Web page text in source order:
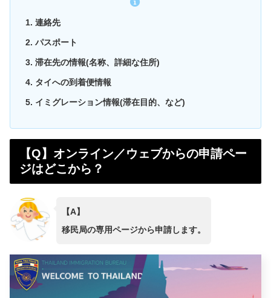
連絡先
パスポート
滞在先の情報(名称、詳細な住所)
タイへの到着便情報
イミグレーション情報(滞在目的、など)
【Q】オンライン／ウェブからの申請ペー
ジはどこから？
【A】
移民局の専用ページから申請します。